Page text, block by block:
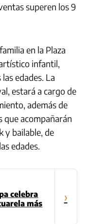
superen los 9
en la Plaza
infantil,
edades. La
estará a cargo de
además de
acompañarán
y bailable, de
edades.
celebra
más
›